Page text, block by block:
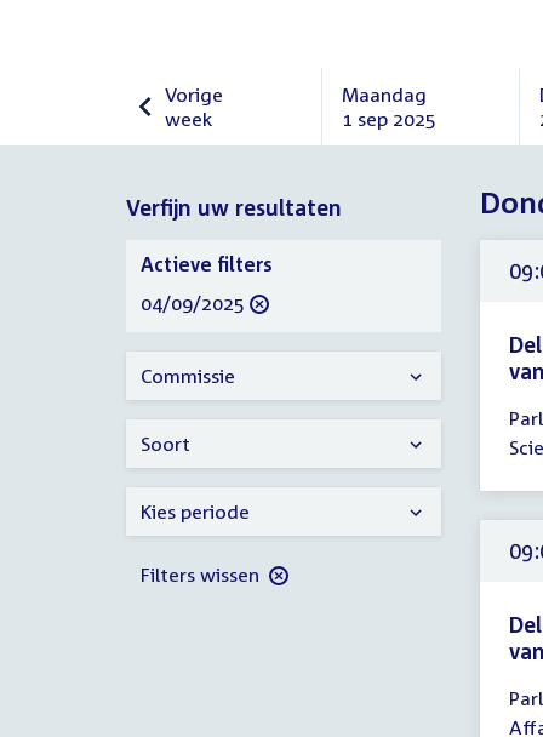
Vorige
week
Vorige
Maandag
1 sep 2025
Maandag
Verfijn uw resultaten
-
uur
Verfijn
uw
resultaten
Actieve filters
verwijder
04/09/2025
Commissie
Soort
Kies periode
Filters wissen